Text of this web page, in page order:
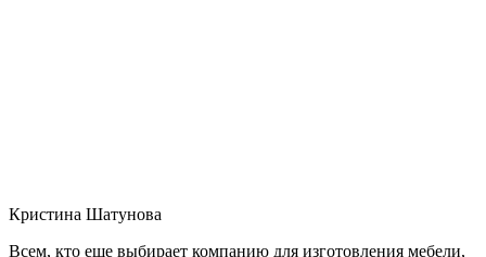
Кристина Шатунова
Всем, кто еще выбирает компанию для изготовления мебели,